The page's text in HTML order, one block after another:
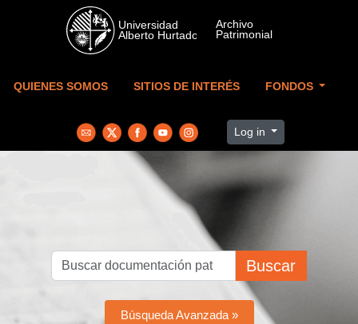
Skip to main content
QUIENES SOMOS SITIOS DE INTERÉS FONDOS
Log in
Buscar
Búsqueda Avanzada »